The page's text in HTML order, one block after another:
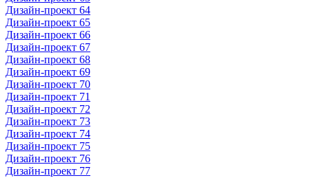
Дизайн-проект 64
Дизайн-проект 65
Дизайн-проект 66
Дизайн-проект 67
Дизайн-проект 68
Дизайн-проект 69
Дизайн-проект 70
Дизайн-проект 71
Дизайн-проект 72
Дизайн-проект 73
Дизайн-проект 74
Дизайн-проект 75
Дизайн-проект 76
Дизайн-проект 77